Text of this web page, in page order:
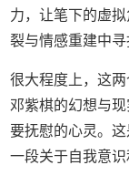
力，让笔下的虚
裂与情感重建中寻
很大程度上，这
邓紫棋的幻想与
要抚慰的心灵。
一段关于自我意识